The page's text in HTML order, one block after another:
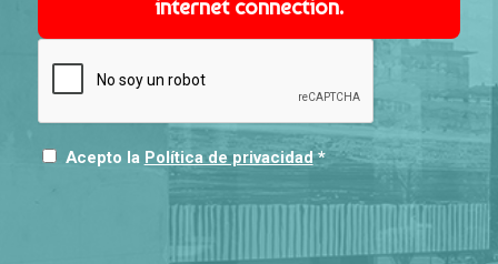
internet connection.
Acepto la Política de privacidad *